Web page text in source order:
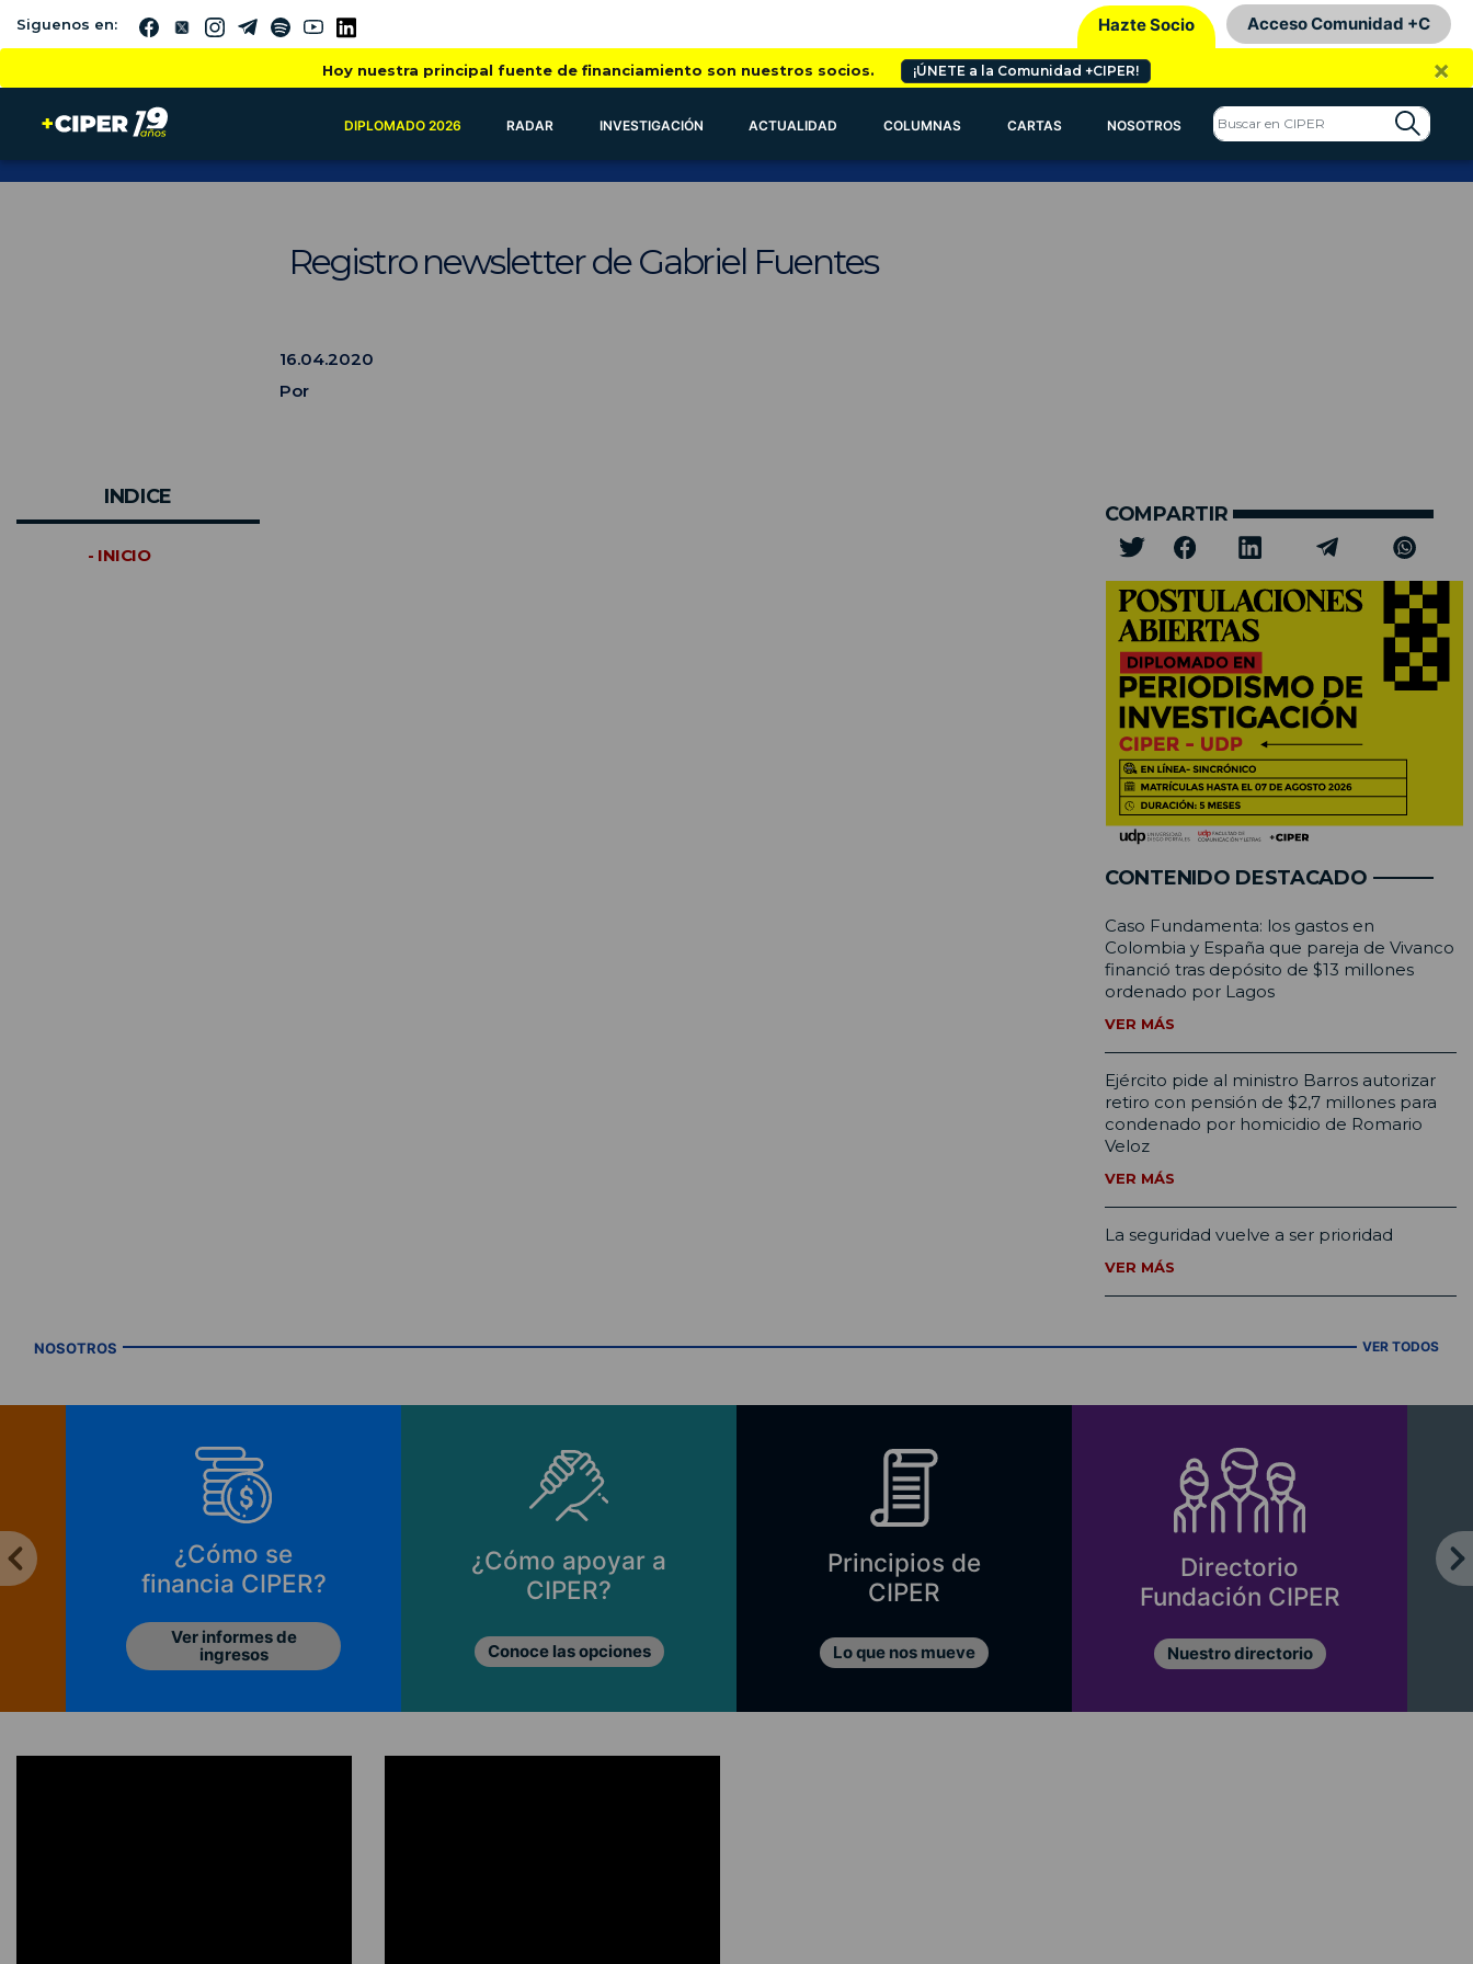
Siguenos en: Hazte Socio Acceso Comunidad +C
Hoy nuestra principal fuente de financiamiento son nuestros socios. ¡ÚNETE a la Comunidad +CIPER! ×
DIPLOMADO 2026 RADAR INVESTIGACIÓN ACTUALIDAD COLUMNAS CARTAS NOSOTROS
Registro newsletter de Gabriel Fuentes
16.04.2020
Por
INDICE
- INICIO
COMPARTIR
CONTENIDO DESTACADO
Caso Fundamenta: los gastos en
Colombia y España que pareja de Vivanco
financió tras depósito de $13 millones
ordenado por Lagos
VER MÁS
Ejército pide al ministro Barros autorizar
retiro con pensión de $2,7 millones para
condenado por homicidio de Romario
Veloz
VER MÁS
La seguridad vuelve a ser prioridad
VER MÁS
NOSOTROS VER TODOS
¿Cómo se
financia CIPER?
Ver informes de
ingresos
¿Cómo apoyar a
CIPER?
Conoce las opciones
Principios de
CIPER
Lo que nos mueve
Directorio
Fundación CIPER
Nuestro directorio